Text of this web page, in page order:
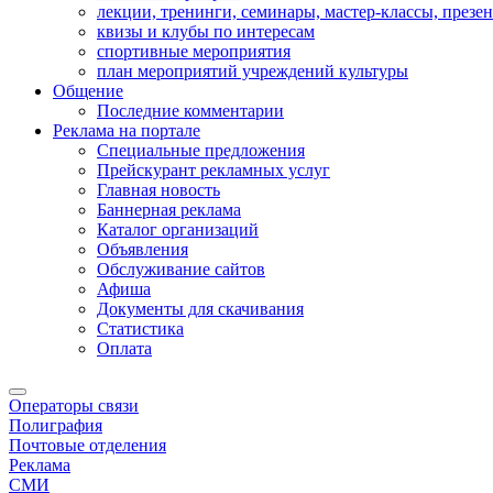
лекции, тренинги, семинары, мастер-классы,
квизы и клубы по интересам
спортивные мероприятия
план мероприятий учреждений культуры
Общение
Последние комментарии
Реклама на портале
Специальные предложения
Прейскурант рекламных услуг
Главная новость
Баннерная реклама
Каталог организаций
Объявления
Обслуживание сайтов
Афиша
Документы для скачивания
Статистика
Оплата
Операторы связи
Полиграфия
Почтовые отделения
Реклама
СМИ